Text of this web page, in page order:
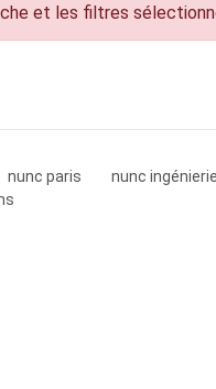
et les filtres
nunc paris
nunc ingénierie